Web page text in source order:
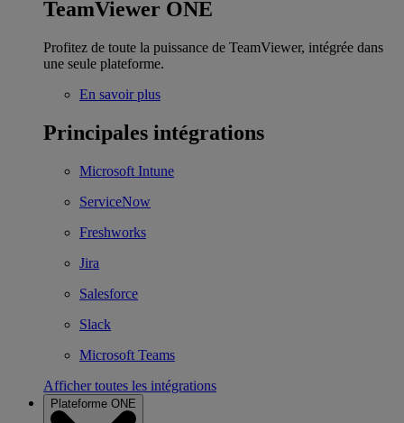
TeamViewer ONE
Profitez de toute la puissance de TeamViewer, intégrée dans
une seule plateforme.
En savoir plus
Principales intégrations
Microsoft Intune
ServiceNow
Freshworks
Jira
Salesforce
Slack
Microsoft Teams
Afficher toutes les intégrations
Plateforme ONE